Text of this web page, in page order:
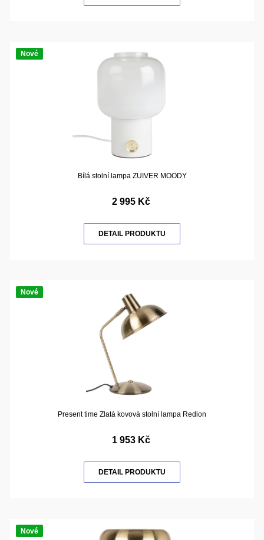
Nové
Bílá stolní lampa ZUIVER MOODY
2 995 Kč
DETAIL PRODUKTU
Nové
Present time Zlatá kovová stolní lampa Redion
1 953 Kč
DETAIL PRODUKTU
Nové